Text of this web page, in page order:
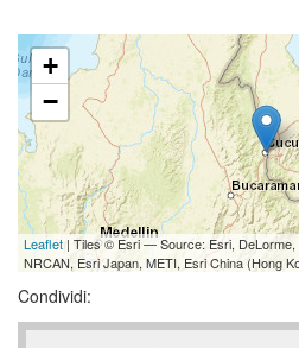
+
−
Leaflet | Tiles © Esri — Source: Esri, DeLorme,
NRCAN, Esri Japan, METI, Esri China (Hong
Condividi: